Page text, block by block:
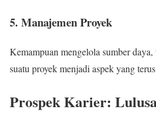
5. Manajemen Proyek
Kemampuan mengelola sumber
suatu proyek menjadi aspek yang
Prospek Karier: